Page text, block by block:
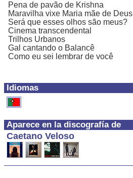
Idiomas
Aparece en la discografía de
Caetano Veloso
Pena de pavão de Krishna
Maravilha vixe Maria mãe de Deus
Será que esses olhos são meus?
Cinema transcendental
Trilhos Urbanos
Gal cantando o Balancê
Como eu sei lembrar de você